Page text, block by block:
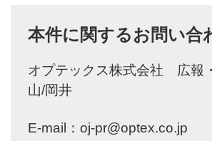
本件に関するお問い合
オプテックス株式会社 広報
山/岡井
E-mail： oj-pr@optex.co.jp